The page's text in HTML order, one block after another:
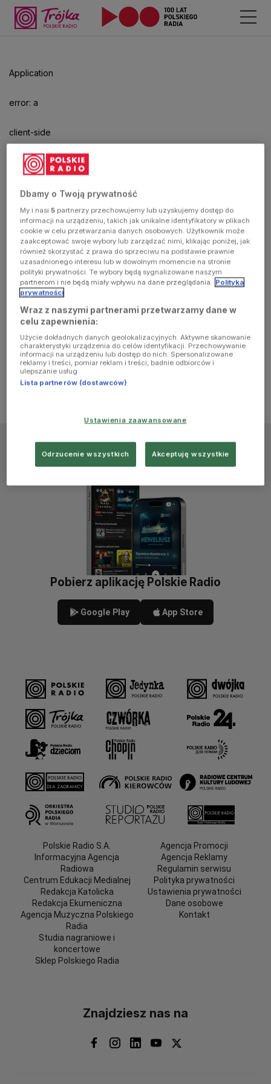
Application
error: a
client-side
exception
has
occurred
(see the
browser
console for
more
information)
aby
odtwarzać.
Pobierz aplikację Polskie Radio
Google Play App Store
Polskie Radio S.A.
Informacyjna Agencja
Radiowa
Centrum Edukacji Medialnej
Redakcja Katolicka
Redakcja Ekumeniczna
Agencja Muzyczna Polskiego
Radia
Studia nagraniowe i
koncertowe
Sklep Polskiego Radia
Agencja Promocji
Agencja Reklamy
Regulamin serwisu
Polityka prywatności
Ustawienia prywatności
Dane osobowe
Kontakt
Znajdziesz nas na
Dbamy o Twoją prywatność
My i nasi5 partnerzy przechowujemy lub uzyskujemy dostęp do
informacji na urządzeniu, takich jak unikalne identyfikatory w plikach
cookie w celu przetwarzania danych osobowych. Użytkownik może
zaakceptować swoje wybory lub zarządzać nimi, klikając poniżej, jak
również skorzystać z prawa do sprzeciwu na podstawie prawnie
uzasadnionego interesu lub w dowolnym momencie na stronie
polityki prywatności. Te wybory będą sygnalizowane naszym
partnerom i nie będą miały wpływu na dane przeglądania. Polityka
prywatności
Wraz z naszymi partnerami przetwarzamy dane w
celu zapewnienia:
Użycie dokładnych danych geolokalizacyjnych. Aktywne skanowanie
charakterystyki urządzenia do celów identyfikacji. Przechowywanie
informacji na urządzeniu lub dostęp do nich. Spersonalizowane
reklamy i treści, pomiar reklam i treści, badnie odbiorców i
ulepszanie usług.
Lista partnerów (dostawców)
Ustawienia zaawansowane
Odrzucenie wszystkich Akceptuję wszystkie